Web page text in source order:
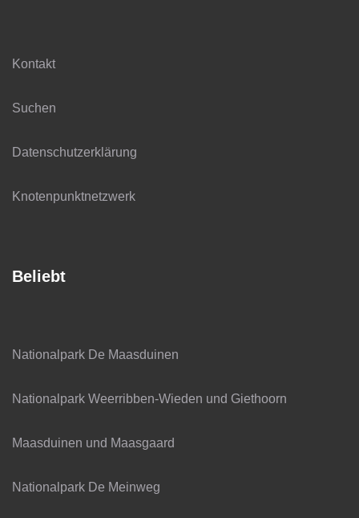
Kontakt
Suchen
Datenschutzerklärung
Knotenpunktnetzwerk
Beliebt
Nationalpark De Maasduinen
Nationalpark Weerribben-Wieden und Giethoorn
Maasduinen und Maasgaard
Nationalpark De Meinweg